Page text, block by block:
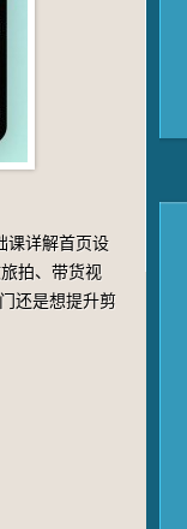
课详解首页设
拍、带货视
还是想提升剪